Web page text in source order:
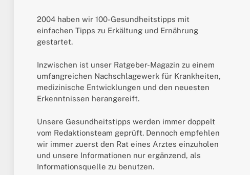
2004 haben wir 100-Gesundheitstipps mit
einfachen Tipps zu Erkältung und Ernährung
gestartet.
Inzwischen ist unser Ratgeber-Magazin zu einem
umfangreichen Nachschlagewerk für Krankheiten,
medizinische Entwicklungen und den neuesten
Erkenntnissen herangereift.
Unsere Gesundheitstipps werden immer doppelt
vom Redaktionsteam geprüft. Dennoch empfehlen
wir immer zuerst den Rat eines Arztes einzuholen
und unsere Informationen nur ergänzend, als
Informationsquelle zu benutzen.